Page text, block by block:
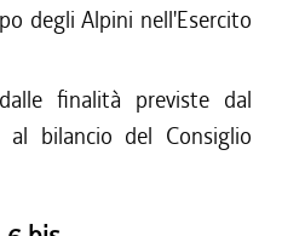
degli Alpini nell'Esercito
finalità previste dal
bilancio del Consiglio